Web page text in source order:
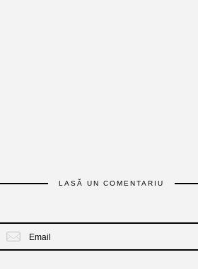
LASĂ UN COMENTARIU
Email